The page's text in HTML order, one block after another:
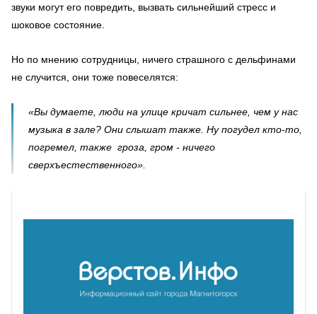
звуки могут его повредить, вызвать сильнейший стресс и
шоковое состояние.
Но по мнению сотрудницы, ничего страшного с дельфинами
не случится, они тоже повеселятся:
«Вы думаете, люди на улице кричат сильнее, чем у нас
музыка в зале? Они слышат также. Ну погудел кто-то,
погремел, также гроза, гром - ничего
сверхъестественного».